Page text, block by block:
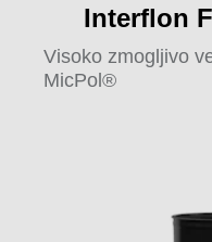
Interflon
Visoko zmogljivo
MicPol®